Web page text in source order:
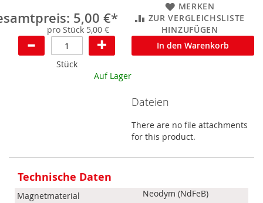
5,00 €*
pro Stück 5,00 €
MERKEN
ZUR VERGLEICHSLISTE
HINZUFÜGEN
Stück
In den Warenkorb
Auf Lager
Dateien
There are no file attachments
for this product.
Informationen
Technische Daten
Magnetmaterial
Neodym (NdFeB)